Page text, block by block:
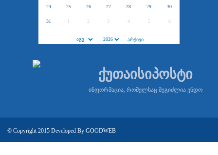
24 25 26 27 28 29 30
31 1 2 3 4 5 6
ქუთაისიპოსტი
ინფორმაცია, რომელსაც შეგიძლია ენდო
© Copyright 2015 Developed By GOODWEB